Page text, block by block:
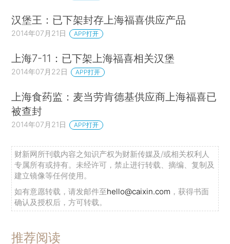
汉堡王：已下架封存上海福喜供应产品
2014年07月21日 APP打开
上海7-11：已下架上海福喜相关汉堡
2014年07月22日 APP打开
上海食药监：麦当劳肯德基供应商上海福喜已
被查封
2014年07月21日 APP打开
财新网所刊载内容之知识产权为财新传媒及/或相关权利人
专属所有或持有。未经许可，禁止进行转载、摘编、复制及
建立镜像等任何使用。
如有意愿转载，请发邮件至hello@caixin.com ，获得书面
确认及授权后，方可转载。
推荐阅读